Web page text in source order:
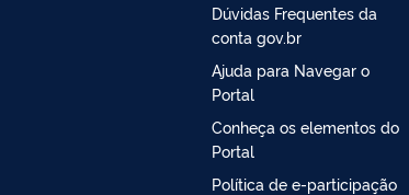
Dúvidas Frequentes da
conta gov.br
Ajuda para Navegar o
Portal
Conheça os elementos do
Portal
Política de e-participação